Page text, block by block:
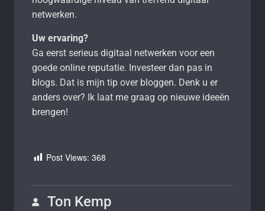
netwerken.
Uw ervaring?
Ga eerst serieus digitaal netwerken voor een
goede online reputatie. Investeer dan pas in
blogs. Dat is mijn tip over bloggen. Denk u er
anders over? Ik laat me graag op nieuwe ideeën
brengen!
Post Views: 368
Ton Kemp